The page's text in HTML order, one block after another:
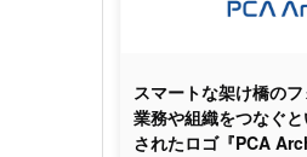
スマートな架け橋の
業務や組織をつなぐ
されたロゴ『PCA